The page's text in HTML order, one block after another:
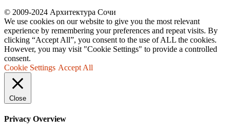
© 2009-2024 Архитектура Сочи
We use cookies on our website to give you the most relevant
experience by remembering your preferences and repeat visits. By
clicking “Accept All”, you consent to the use of ALL the cookies.
However, you may visit "Cookie Settings" to provide a controlled
consent.
Cookie Settings Accept All
Close
Privacy Overview